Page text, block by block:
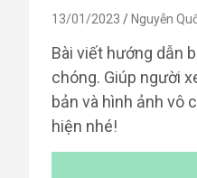
13/01/2023 Nguyễn
Bài viết hướng dẫn
chóng. Giúp người
bản và hình ảnh vô
hiện nhé!